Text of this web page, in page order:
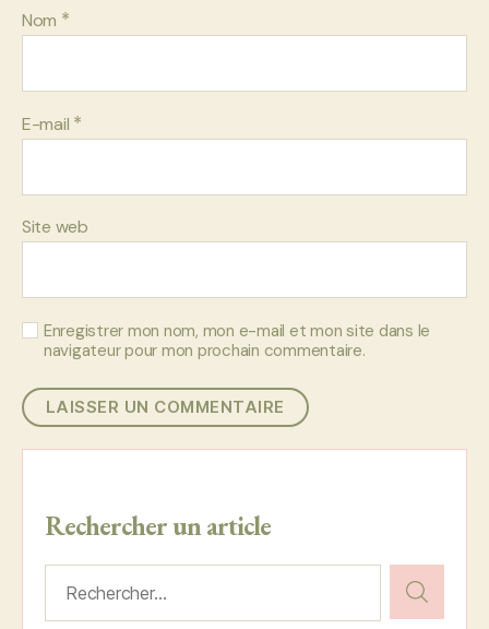
Nom *
E-mail *
Site web
Enregistrer mon nom, mon e-mail et mon site dans le
navigateur pour mon prochain commentaire.
Rechercher un article